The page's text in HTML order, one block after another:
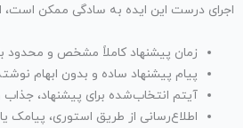
اجرای درست این ایده به سادگی ممکن است،
زمان پیشنهاد کاملاً مشخص و محدود
پیام پیشنهاد ساده و بدون ابهام
آیتم انتخاب‌شده برای پیشنهاد، جذاب
اطلاع‌رسانی از طریق استوری، پیامک